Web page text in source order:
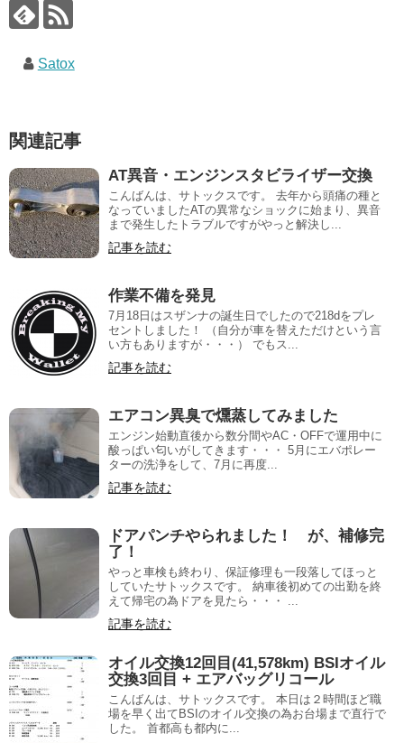
Satox
関連記事
AT異音・エンジンスタビライザー交換
こんばんは、サトックスです。 去年から頭痛の種と
なっていましたATの異常なショックに始まり、異音
まで発生したトラブルですがやっと解決し...
記事を読む
作業不備を発見
7月18日はスザンナの誕生日でしたので218dをプレ
セントしました！ （自分が車を替えただけという言
い方もありますが・・・） でもス...
記事を読む
エアコン異臭で燻蒸してみました
エンジン始動直後から数分間やAC・OFFで運用中に
酸っぱい匂いがしてきます・・・ 5月にエバポレー
ターの洗浄をして、7月に再度...
記事を読む
ドアパンチやられました！ が、補修完
了！
やっと車検も終わり、保証修理も一段落してほっと
していたサトックスです。 納車後初めての出勤を終
えて帰宅の為ドアを見たら・・・ ...
記事を読む
オイル交換12回目(41,578km) BSIオイル
交換3回目 + エアバッグリコール
こんばんは、サトックスです。 本日は２時間ほど職
場を早く出てBSIのオイル交換の為お台場まで直行で
した。 首都高も都内に...